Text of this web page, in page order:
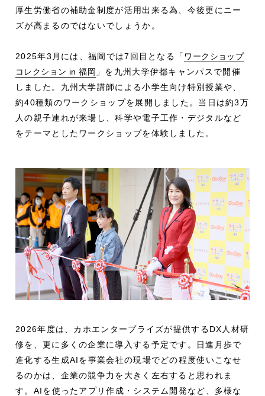
厚生労働省の補助金制度が活用出来る為、今後更にニー
ズが高まるのではないでしょうか。
2025年3月には、福岡では7回目となる「 ワークショップ
コレクション in 福岡 」を九州大学伊都キャンパスで開催
しました。九州大学講師による小学生向け特別授業や、
約40種類のワークショップを展開しました。当日は約3万
人の親子連れが来場し、科学や電子工作・デジタルなど
をテーマとしたワークショップを体験しました。
2026年度は、カホエンタープライズが提供するDX人材研
修を、更に多くの企業に導入する予定です。日進月歩で
進化する生成AIを事業会社の現場でどの程度使いこなせ
るのかは、企業の競争力を大きく左右すると思われま
す。AIを使ったアプリ作成・システム開発など、多様な